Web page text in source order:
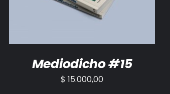
Mediodicho #15
$ 15.000,00